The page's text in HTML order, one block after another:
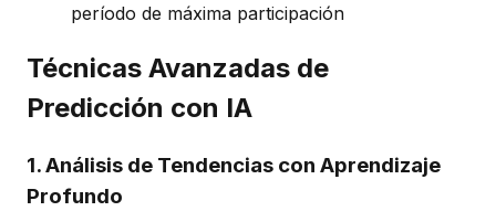
período de máxima participación
Técnicas Avanzadas de
Predicción con IA
1. Análisis de Tendencias con Aprendizaje
Profundo